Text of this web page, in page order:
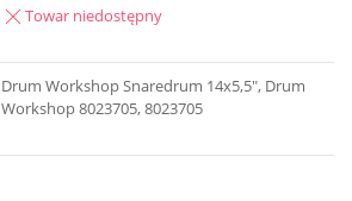
Towar niedostępny
Drum Workshop Snaredrum 14x5,5″, Drum
Workshop 8023705, 8023705